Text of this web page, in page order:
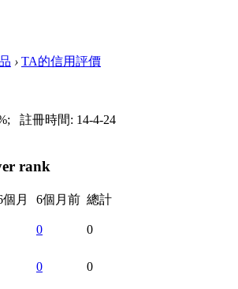
› TA的信用評價
註冊時間: 14-4-24
月 6個月前 總計
0 0
0 0